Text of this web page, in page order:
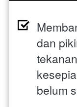
dan
belum